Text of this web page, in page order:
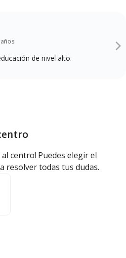
de nivel alto.
centro! Puedes elegir el
resolver todas tus dudas.